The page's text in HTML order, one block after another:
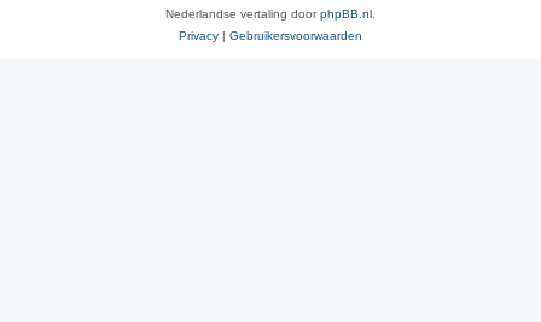
Nederlandse vertaling doorphpBB.nl
Privacy | Gebruikersvoorwaarden